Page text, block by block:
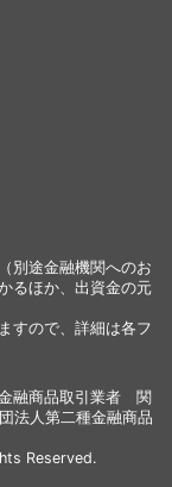
別途金融機関へのお
るほか、出資金の元
すので、詳細は各フ
融商品取引業者 関
法人第二種金融商品
Reserved.